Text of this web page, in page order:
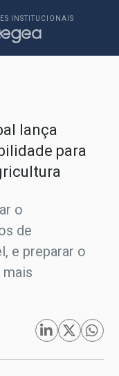
INSTITUCIONAIS
lança
para
o
de
e preparar o